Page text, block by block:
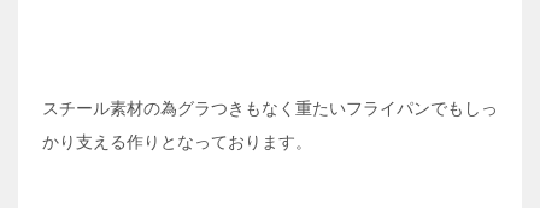
スチール素材の為グラつきもなく重たいフライパンでもしっ
かり支える作りとなっております。